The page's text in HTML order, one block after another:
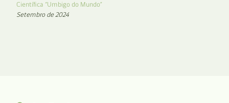
Científica “Umbigo do Mundo”
Setembro de 2024